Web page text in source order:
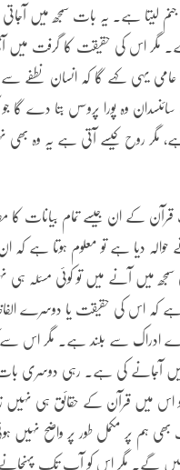
لیتا ہے۔ یہ بات سمجھ میں
مگر اس کی حقیقت کا گرفت میں
عامی یہی کہے گا کہ انسان نطفے سے
وہ پورا پروسس بتا دے گا
مگر روح کیسے آتی ہے یہ وہ بھی
کے ان جیسے تمام بیانات کا
دیا ہے تو معلوم ہوتا ہے کہ
میں آنے میں تو کوئی مسئلہ ہی
کہ اس کی حقیقت یا دوسرے
ادراک سے بلند ہے۔ مگر اس سے
آجانے کی ہے۔ رہی دوسری بات
اس میں قرآن کے حقائق ہی نہیں
بھی ہم پر مکمل طور پر واضح نہیں
گے۔ مگر اس کو آپ تک پہنچانے